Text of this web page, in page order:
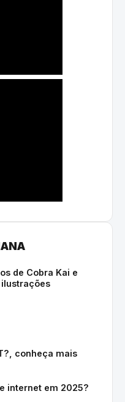
de Cobra Kai e
conheça mais
internet em 2025?